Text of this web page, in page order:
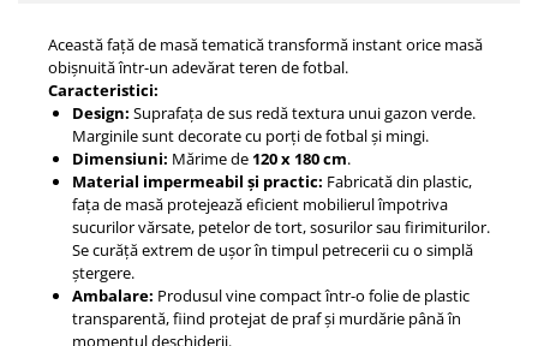
Această față de masă tematică transformă instant orice masă
obișnuită într-un adevărat teren de fotbal.
Caracteristici:
Design: Suprafața de sus redă textura unui gazon verde.
Marginile sunt decorate cu porți de fotbal și mingi.
Dimensiuni: Mărime de 120 x 180 cm.
Material impermeabil și practic: Fabricată din plastic,
fața de masă protejează eficient mobilierul împotriva
sucurilor vărsate, petelor de tort, sosurilor sau firimiturilor.
Se curăță extrem de ușor în timpul petrecerii cu o simplă
ștergere.
Ambalare: Produsul vine compact într-o folie de plastic
transparentă, fiind protejat de praf și murdărie până în
momentul deschiderii.